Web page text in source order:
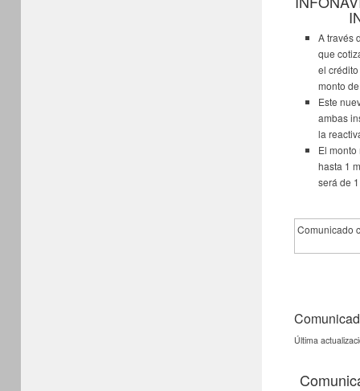
A través
que
el
monto
Este
ambas
la
El
hasta 1
será de
Comunicado
Última